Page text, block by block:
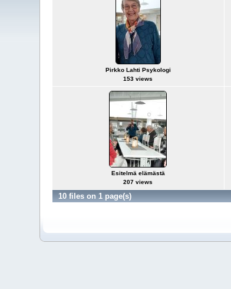
Pirkko Lahti Psykologi
153 views
Esitelmä elämästä
207 views
10 files on 1 page(s)